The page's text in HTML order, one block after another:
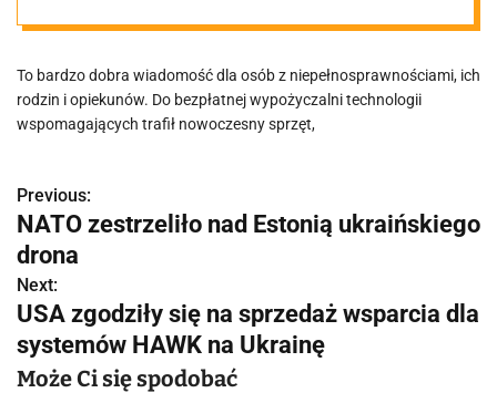
darmowej
wypożyczalni
To bardzo dobra wiadomość dla osób z niepełnosprawnościami, ich
rodzin i opiekunów. Do bezpłatnej wypożyczalni technologii
wspomagających trafił nowoczesny sprzęt,
N
a
w
i
g
Previous:
NATO zestrzeliło nad Estonią ukraińskiego
drona
Next:
USA zgodziły się na sprzedaż wsparcia dla
systemów HAWK na Ukrainę
Może Ci się spodobać